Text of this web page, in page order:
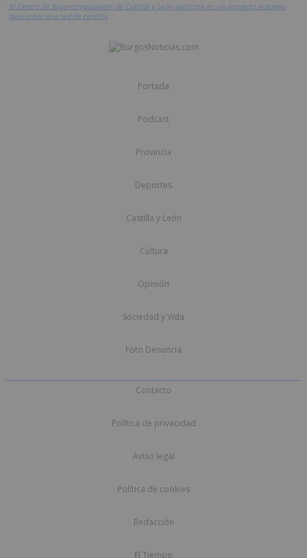
El Centro de Supercomputación de Castilla y León participa en un proyecto europeo
para crear una red de centros
Portada
Podcast
Provincia
Deportes
Castilla y León
Cultura
Opinión
Sociedad y Vida
Foto Denuncia
Contacto
Política de privacidad
Aviso legal
Política de cookies
Redacción
El Tiempo